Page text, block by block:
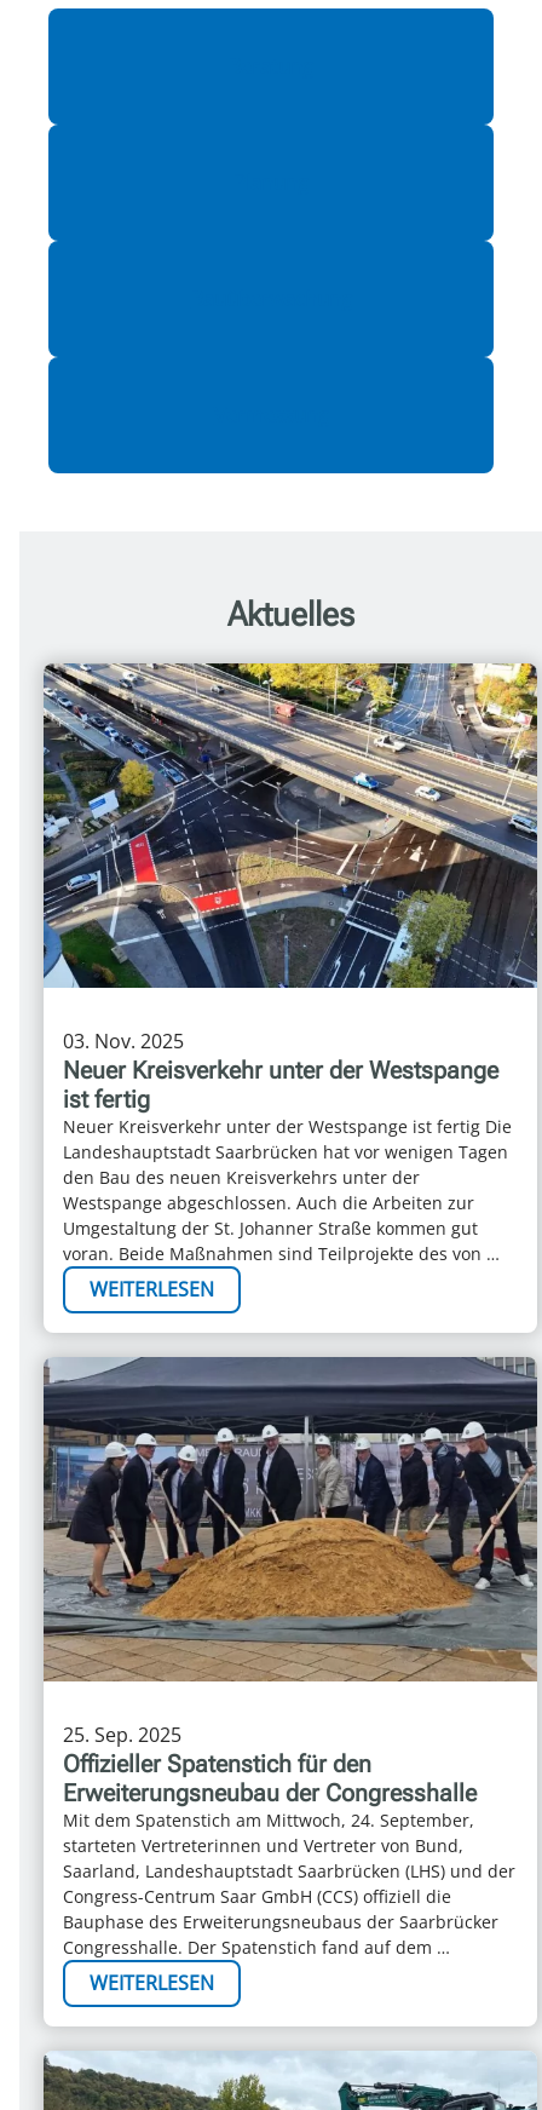
Aktuelles
03. Nov. 2025
Neuer Kreisverkehr unter der Westspange
ist fertig
Neuer Kreisverkehr unter der Westspange ist fertig Die
Landeshauptstadt Saarbrücken hat vor wenigen Tagen
den Bau des neuen Kreisverkehrs unter der
Westspange abgeschlossen. Auch die Arbeiten zur
Umgestaltung der St. Johanner Straße kommen gut
voran. Beide Maßnahmen sind Teilprojekte des von …
WEITERLESEN
25. Sep. 2025
Offizieller Spatenstich für den
Erweiterungsneubau der Congresshalle
Mit dem Spatenstich am Mittwoch, 24. September,
starteten Vertreterinnen und Vertreter von Bund,
Saarland, Landeshauptstadt Saarbrücken (LHS) und der
Congress-Centrum Saar GmbH (CCS) offiziell die
Bauphase des Erweiterungsneubaus der Saarbrücker
Congresshalle. Der Spatenstich fand auf dem …
WEITERLESEN